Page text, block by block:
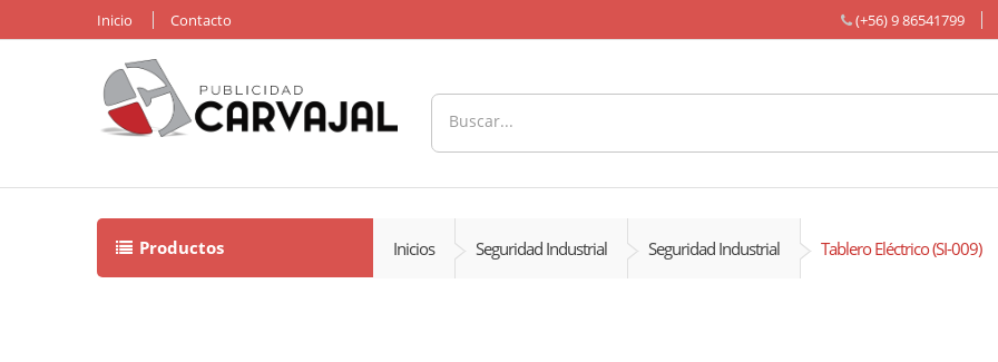
Inicio Contacto (+56) 9 86541799
Productos Inicios Seguridad Industrial Seguridad Industrial Tablero Eléctrico (SI-009)